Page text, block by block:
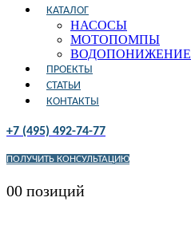
КАТАЛОГ
НАСОСЫ
МОТОПОМПЫ
ВОДОПОНИЖЕНИЕ
ПРОЕКТЫ
СТАТЬИ
КОНТАКТЫ
+7 (495) 492-74-77
ПОЛУЧИТЬ КОНСУЛЬТАЦИЮ
00 позиций